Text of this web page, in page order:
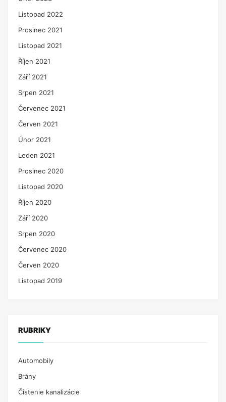
Listopad 2022
Prosinec 2021
Listopad 2021
Říjen 2021
Září 2021
Srpen 2021
Červenec 2021
Červen 2021
Únor 2021
Leden 2021
Prosinec 2020
Listopad 2020
Říjen 2020
Září 2020
Srpen 2020
Červenec 2020
Červen 2020
Listopad 2019
RUBRIKY
Automobily
Brány
Čistenie kanalizácie